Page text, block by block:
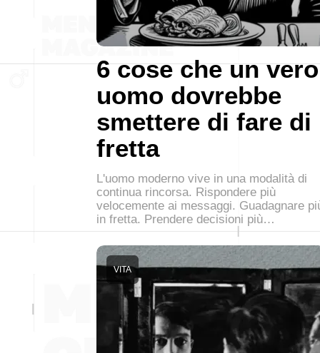
6 cose che un vero
uomo dovrebbe
smettere di fare di
fretta
L'uomo moderno vive in una modalità di
continua rincorsa. Rispondere più
velocemente ai messaggi. Guadagnare
in fretta. Prendere decisioni più…
VITA